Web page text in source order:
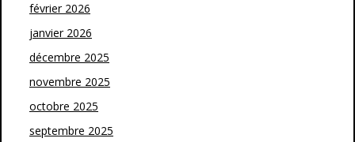
février 2026
janvier 2026
décembre 2025
novembre 2025
octobre 2025
septembre 2025